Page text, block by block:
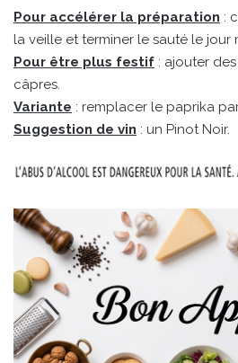
Pour accélérer la préparation :
la veille et terminer le sauté le jour
Pour être plus festif : ajouter
câpres.
Variante : remplacer le paprika
Suggestion de vin : un Pinot Noir.